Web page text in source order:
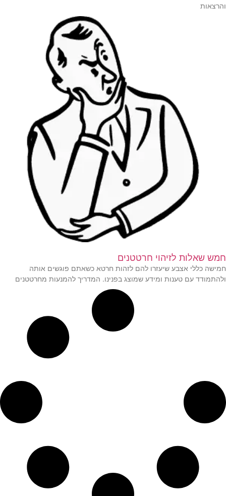
והרצאות
חמש שאלות לזיהוי חרטטנים
חמישה כללי אצבע שיעזרו להם לזהות חרטא כשאתם פוגשים אותה
ולהתמודד עם טענות ומידע שמוצג בפנינו. המדריך להמנעות מחרטטנים